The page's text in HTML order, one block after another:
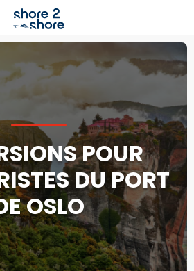
POUR
DU PORT
OSLO